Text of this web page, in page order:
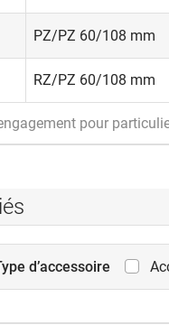
PZ/PZ 60/108 mm
RZ/PZ 60/108 mm
pour
d’accessoire